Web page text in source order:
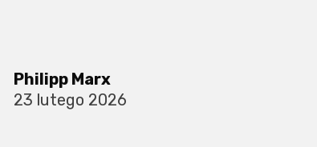
Philipp Marx
23 lutego 2026